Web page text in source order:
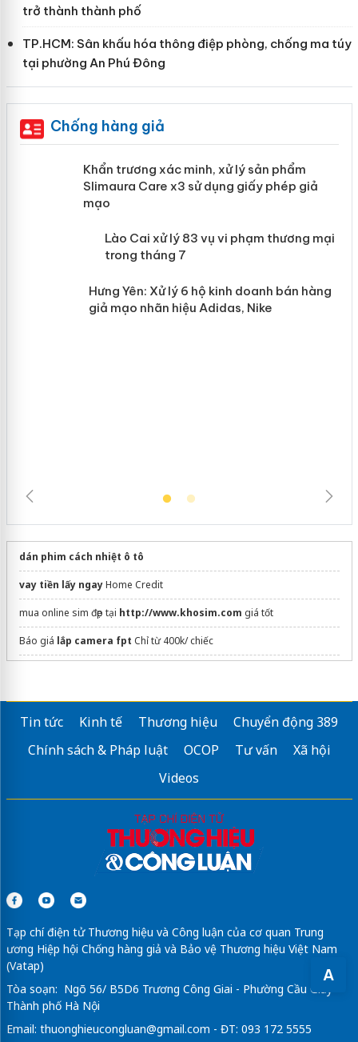
A
trở thành thành phố
TP.HCM: Sân khấu hóa thông điệp phòng, chống ma túy
tại phường An Phú Đông
Chống hàng giả
Khẩn trương xác minh, xử lý sản phẩm
Slimaura Care x3 sử dụng giấy phép
mại trong tháng 7
dán phim cách nhiệt ô tô
vay tiền lấy ngayHome Credit
mua online sim đẹp tại http://www.khosim.com giá tốt
Báo giá lắp camera fpt Chỉ từ 400k/ chiếc
Tin tức Kinh tế Thương hiệu
Chuyển động 389
Chính sách & Pháp luật
OCOP Tư vấn
Xã hội
Videos
Tạp chí điện tử Thương hiệu và Công luận của cơ quan Trung
ương Hiệp hội Chống hàng giả và Bảo vệ Thương hiệu Việt Nam
(Vatap)
Tòa soạn: Ngõ 56/ B5D6 Trương Công Giai - Phường Cầu Giấy -
Thành phố Hà Nội
Email: thuonghieucongluan@gmail.com - ĐT: 093 172 5555